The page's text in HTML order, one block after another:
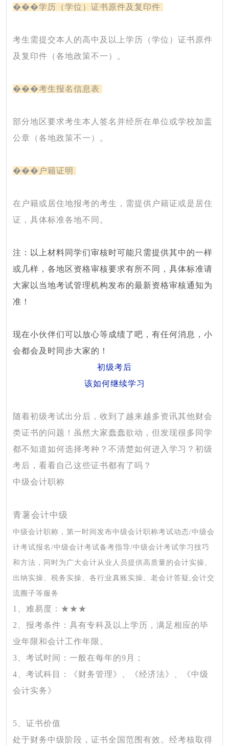
���学历（学位）证书原件及复印件
考生需提交本人的高中及以上学历（学位）证书原件
及复印件（各地政策不一）。
���考生报名信息表
部分地区要求考生本人签名并经所在单位或学校加盖
公章（各地政策不一）。
��� 户籍证明
在户籍或居住地报考的考生，需提供户籍证或是居住
证，具体标准各地不同。
注：以上材料同学们审核时可能只需提供其中的一样
或几样，各地区资格审核要求有所不同，具体标准请
大家以当地考试管理机构发布的最新资格审核通知为
准！
现在小伙伴们可以放心等成绩了吧，有任何消息，小
会都会及时同步大家的！
初级考后
该如何继续学习
随着初级考试出分后，收到了越来越多资讯其他财会
类证书的问题！虽然大家蠢蠢欲动，但发现很多同学
都不知道如何选择考种？不清楚如何进入学习？初级
考后，看看自己这些证书都有了吗？
中级会计职称
青薯会计中级
中级会计职称，第一时间发布中级会计职称考试动态/中级会
计考试报名/中级会计考试备考指导/中级会计考试学习技巧
和方法，同时为广大会计从业人员提供高质量的会计实操、
出纳实操、税务实操、各行业真账实操、老会计答疑,会计交
流圈子等服务
1、难易度 ： ★★★
2、报考条件： 具有专科及以上学历，满足相应的毕
业年限和会计工作年限。
3、考试时间
：一般在每年的9月；
4、考试科目：
《财务管理》、《经济法》、《中级
会计实务》
5、证书价值
处于财务中级阶段，证书全国范围有效。经考核取得